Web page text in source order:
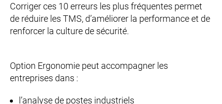
Corriger ces 10 erreurs les plus fréquentes permet
de réduire les TMS, d’améliorer la performance et de
renforcer la culture de sécurité.
Option Ergonomie peut accompagner les
entreprises dans :
l’analyse de postes industriels